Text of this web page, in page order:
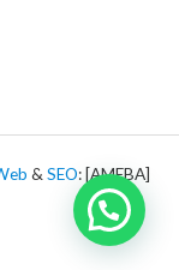
&SEO: [AMEBA]